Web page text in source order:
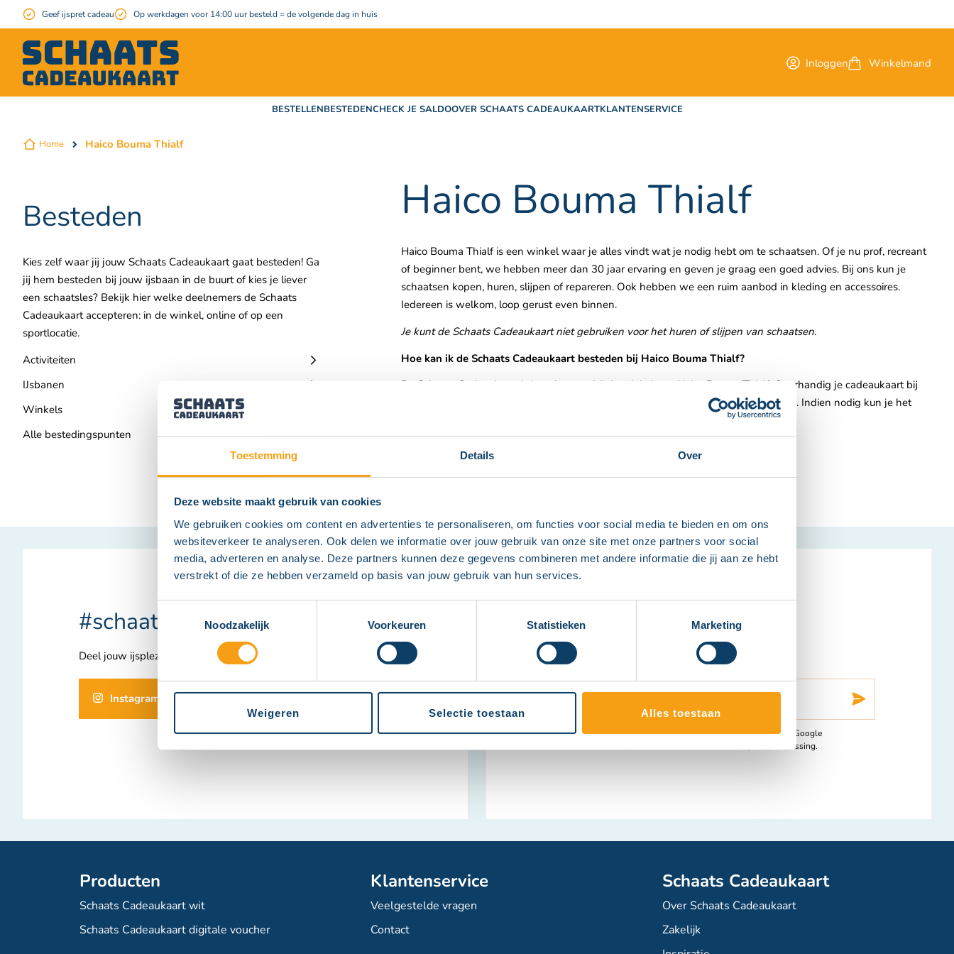
Toestemming Details Over
Deze website maakt gebruik van cookies
We gebruiken cookies om content en advertenties te personaliseren, om functies voor social media te bieden en om ons
websiteverkeer te analyseren. Ook delen we informatie over jouw gebruik van onze site met onze partners voor social
media, adverteren en analyse. Deze partners kunnen deze gegevens combineren met andere informatie die jij aan ze hebt
verstrekt of die ze hebben verzameld op basis van jouw gebruik van hun services.
Noodzakelijk
Voorkeuren Statistieken Marketing
Weigeren Selectie toestaan Alles toestaan
Geef ijspret cadeau Op werkdagen voor 14:00 uur besteld = de volgende dag in huis
Inloggen Winkelmand
BESTELLENBESTEDENCHECK JE SALDOOVER SCHAATS CADEAUKAARTKLANTENSERVICE
Home Haico Bouma Thialf
Besteden
Kies zelf waar jij jouw Schaats Cadeaukaart gaat besteden! Ga
jij hem besteden bij jouw ijsbaan in de buurt of kies je liever
een schaatsles? Bekijk hier welke deelnemers de Schaats
Cadeaukaart accepteren: in de winkel, online of op een
sportlocatie.
Activiteiten
IJsbanen
Winkels
Alle bestedingspunten
Haico Bouma Thialf
Haico Bouma Thialf is een winkel waar je alles vindt wat je nodig hebt om te schaatsen. Of je nu prof, recreant
of beginner bent, we hebben meer dan 30 jaar ervaring en geven je graag een goed advies. Bij ons kun je
schaatsen kopen, huren, slijpen of repareren. Ook hebben we een ruim aanbod in kleding en accessoires.
Iedereen is welkom, loop gerust even binnen.
Je kunt de Schaats Cadeaukaart niet gebruiken voor het huren of slijpen van schaatsen.
Hoe kan ik de Schaats Cadeaukaart besteden bij Haico Bouma Thialf?
De Schaats Cadeaukaart is in te leveren bij de winkel van Haico Bouma Thialf. Overhandig je cadeaukaart bij
de kassa, het bedrag op je cadeaukaart wordt afgetrokken van je totale bonbedrag. Indien nodig kun je het
Ga naar de winkel
#schaatscadeaukaart
Deel jouw ijsplezier hier!
Instagram
Op de hoogte blijven?
Schrijf je in en ontvang onze nieuwsbrief.
Deze site wordt beschermd door reCAPTCHA en de Google
zijn van toepassing.
Producten
Schaats Cadeaukaart wit
Schaats Cadeaukaart digitale voucher
Klantenservice
Veelgestelde vragen
Contact
Schaats Cadeaukaart
Over Schaats Cadeaukaart
Zakelijk